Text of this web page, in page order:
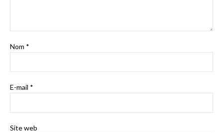
Nom *
E-mail *
Site web